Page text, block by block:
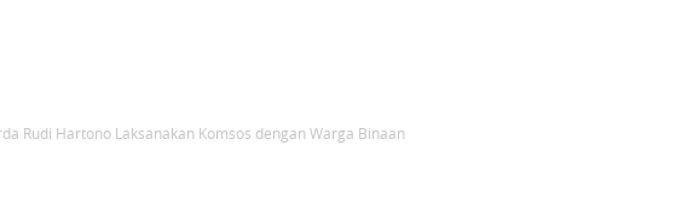
Rudi Hartono Laksanakan Komsos dengan Warga Binaan